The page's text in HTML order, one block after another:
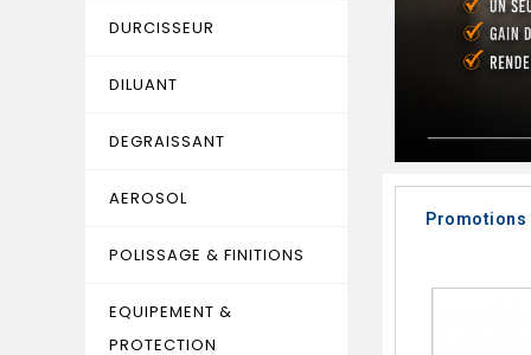
DURCISSEUR
DILUANT
DEGRAISSANT
AEROSOL
POLISSAGE & FINITIONS
EQUIPEMENT &
PROTECTION
Promotions